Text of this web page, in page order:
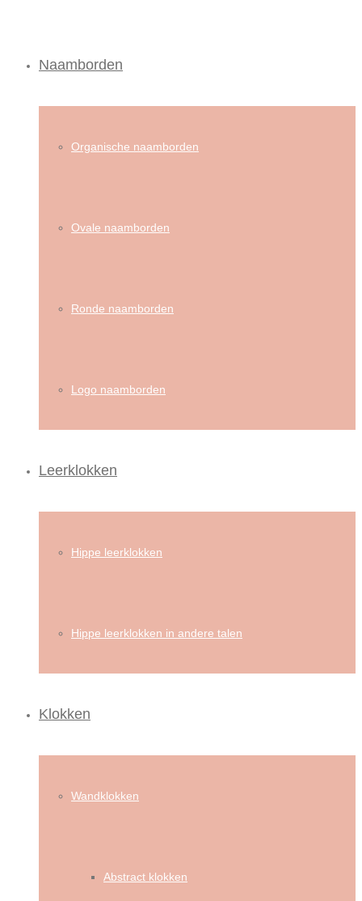
Naamborden
Organische naamborden
Ovale naamborden
Ronde naamborden
Logo naamborden
Leerklokken
Hippe leerklokken
Hippe leerklokken in andere talen
Klokken
Wandklokken
Abstract klokken